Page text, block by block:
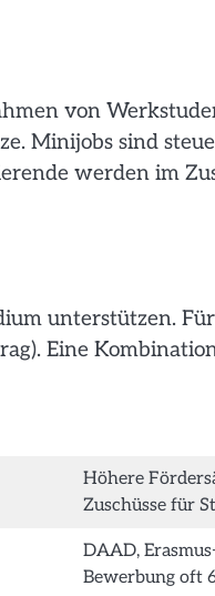
von
Minijobs sind
werden im
unterstützen.
Eine
Höhere
Zuschüsse für
DAAD,
Bewerbung oft